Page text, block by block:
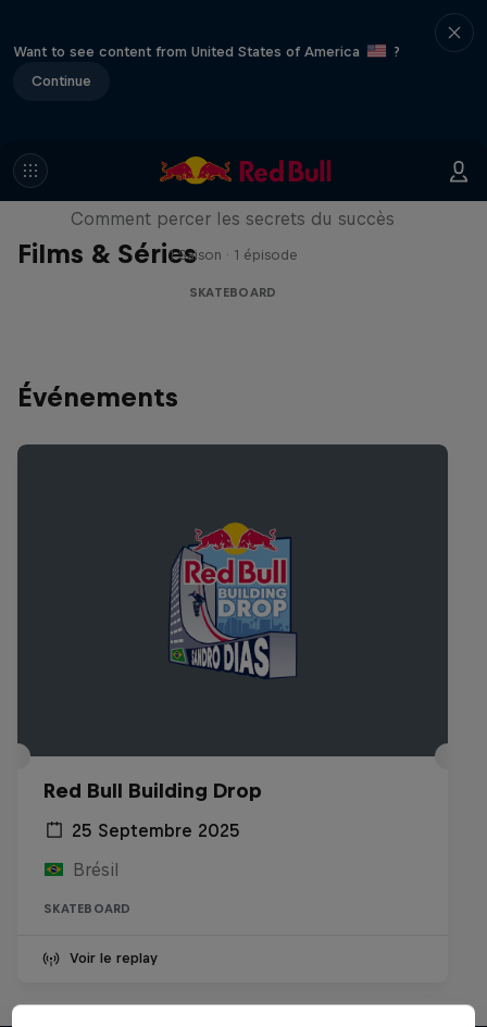
Want to see content from United States of America
?
Continue
Films & Séries
Visions of Greatness
Comment percer les secrets du succès
1 Saison · 1 épisode
SKATEBOARD
Événements
Red Bull Building Drop
25 Septembre 2025
Brésil
SKATEBOARD
Voir le replay